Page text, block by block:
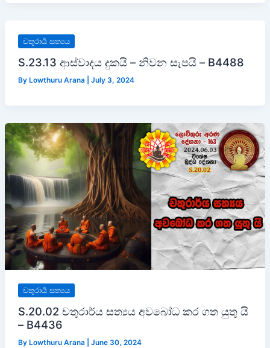
චතුරාර්‍ය සත්‍යය
S.23.13 ආස්වාදය දුකයි – නිවන සැපයි – B4488
By Lowthuru Arana July 3, 2024
චතුරාර්‍ය සත්‍යය
S.20.02 චතුරාර්ය සත්‍යය අවබෝධ කර ගත යුතු යි
– B4436
By Lowthuru Arana June 30, 2024